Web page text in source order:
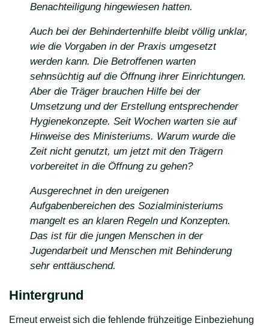
Benachteiligung hingewiesen hatten.
Auch bei der Behindertenhilfe bleibt völlig unklar,
wie die Vorgaben in der Praxis umgesetzt
werden kann. Die Betroffenen warten
sehnsüchtig auf die Öffnung ihrer Einrichtungen.
Aber die Träger brauchen Hilfe bei der
Umsetzung und der Erstellung entsprechender
Hygienekonzepte. Seit Wochen warten sie auf
Hinweise des Ministeriums. Warum wurde die
Zeit nicht genutzt, um jetzt mit den Trägern
vorbereitet in die Öffnung zu gehen?
Ausgerechnet in den ureigenen
Aufgabenbereichen des Sozialministeriums
mangelt es an klaren Regeln und Konzepten.
Das ist für die jungen Menschen in der
Jugendarbeit und Menschen mit Behinderung
sehr enttäuschend.
Hintergrund
Erneut erweist sich die fehlende frühzeitige Einbeziehung